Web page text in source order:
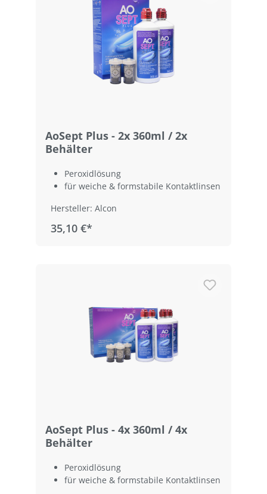
AoSept Plus - 2x 360ml / 2x
Behälter
Peroxidlösung
für weiche & formstabile Kontaktlinsen
Hersteller: Alcon
35,10 €*
AoSept Plus - 4x 360ml / 4x
Behälter
Peroxidlösung
für weiche & formstabile Kontaktlinsen